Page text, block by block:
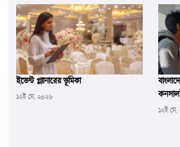
ইভেন্ট প্ল্যানারের ভূমিকা
১২ই মে, ২০২৬
১২ই